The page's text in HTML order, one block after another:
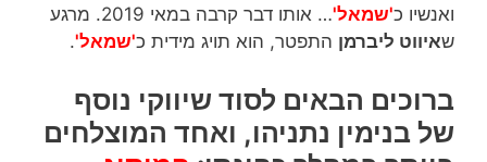
ואנשיו כ'שמאל'
… אותו דבר קרבה במאי 2019. מרגע
שאיווט ליברמן התפטר, הוא תויג מידית כ'שמאל'.
ברוכים הבאים לסוד שיווקי נוסף
של בנימין נתניהו, ואחד המוצלחים